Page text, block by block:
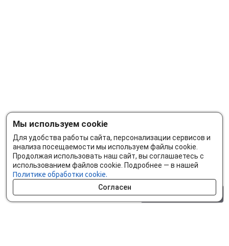
Мы используем cookie
Для удобства работы сайта, персонализации сервисов и
анализа посещаемости мы используем файлы cookie.
Продолжая использовать наш сайт, вы соглашаетесь с
использованием файлов cookie. Подробнее — в нашей
Политике обработки cookie.
Согласен